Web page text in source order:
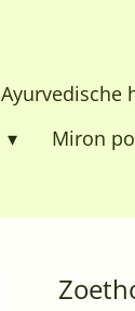
Ayurvedische
Miron